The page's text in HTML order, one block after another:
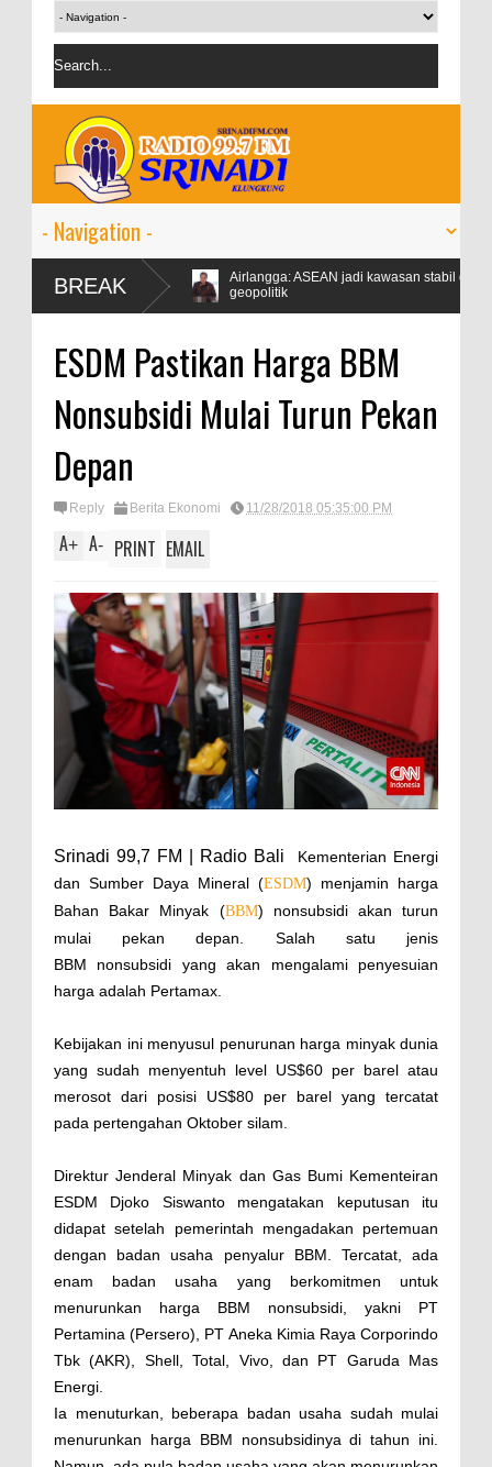
BREAK
juta
Airlangga: ASEAN jadi kawasan stabil di tengah
geopolitik
ESDM Pastikan Harga BBM
Nonsubsidi Mulai Turun Pekan
Depan
Reply Berita Ekonomi 11/28/2018 05:35:00 PM
A+ A- PRINT EMAIL
Srinadi 99,7 FM | Radio Bali Kementerian Energi
dan Sumber Daya Mineral (ESDM) menjamin harga
Bahan Bakar Minyak (BBM) nonsubsidi akan turun
mulai pekan depan. Salah satu jenis
BBM nonsubsidi yang akan mengalami penyesuian
harga adalah Pertamax.
Kebijakan ini menyusul penurunan harga minyak dunia
yang sudah menyentuh level US$60 per barel atau
merosot dari posisi US$80 per barel yang tercatat
pada pertengahan Oktober silam.
Direktur Jenderal Minyak dan Gas Bumi Kementeiran
ESDM Djoko Siswanto mengatakan keputusan itu
didapat setelah pemerintah mengadakan pertemuan
dengan badan usaha penyalur BBM. Tercatat, ada
enam badan usaha yang berkomitmen untuk
menurunkan harga BBM nonsubsidi, yakni PT
Pertamina (Persero), PT Aneka Kimia Raya Corporindo
Tbk (AKR), Shell, Total, Vivo, dan PT Garuda Mas
Energi.
Ia menuturkan, beberapa badan usaha sudah mulai
menurunkan harga BBM nonsubsidinya di tahun ini.